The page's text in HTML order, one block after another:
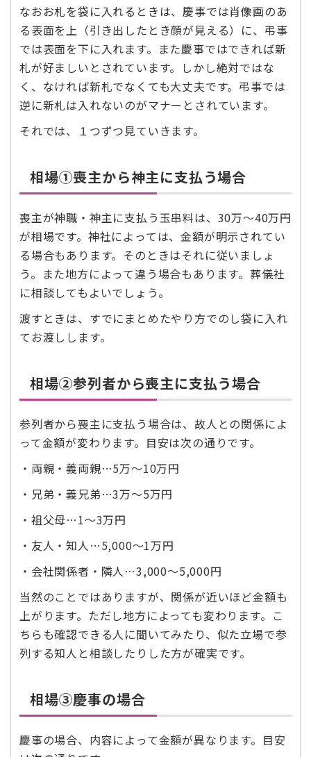
なおお札を袋に入れるときは、慶事では肖像画のあ
る表面を上（引き出したとき顔が見える）に、弔事
では表面を下に入れます。また慶事ではできれば新
札が好ましいとされています。しかし絶対ではな
く、なければ新札でなくても大丈夫です。弔事では
逆に新札は入れないのがマナーとされています。
それでは、１つずつ見ていきます。
相場➀喪主から神主に支払う場合
喪主が神職・神主に支払う玉串料は、30万～40万円
が相場です。神社によっては、金額が明示されてい
る場合もあります。そのときはそれに従いましょ
う。また地方によって違う場合もあります。葬儀社
に相談してもよいでしょう。
渡すときは、すでにまとめたやり方でのし袋に入れ
てお渡しします。
相場②参列者から喪主に支払う場合
参列者から喪主に支払う場合は、故人との関係によ
って金額が変わります。目安は次の通りです。
・両親・義両親…5万～10万円
・兄弟・義兄弟…3万～5万円
・祖父母…1～3万円
・友人・知人…5,000～1万円
・会社関係者・隣人…3,000～5,000円
当然のことではありますが、関係が近いほど金額も
上がります。ただし地方によっても変わります。こ
ちらも確認できる人に聞いてみたり、似た立場で参
列する知人と相談したりした方が確実です。
相場③慶事の場合
慶事の場合、内容によって金額が異なります。目安